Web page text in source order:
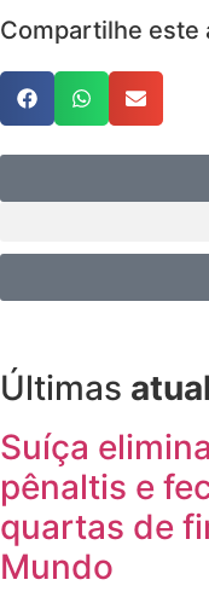
Compartilhe este
Últimas
Suíça
pênaltis e
quartas de
Mundo